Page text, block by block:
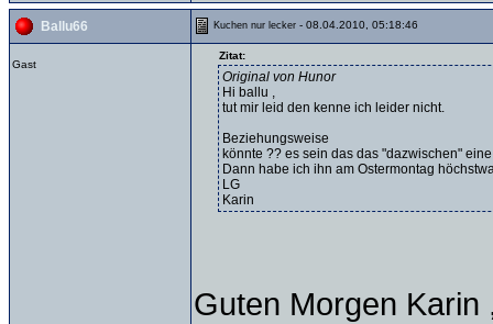
Ballu66 Kuchen nur lecker - 08.04.2010, 05:18:46
Gast
Zitat:
Original von Hunor
Hi ballu ,
tut mir leid den kenne ich leider nicht.
Beziehungsweise
könnte ?? es sein das das "dazwischen"
Dann habe ich ihn am Ostermontag
LG
Karin
Guten Morgen Karin